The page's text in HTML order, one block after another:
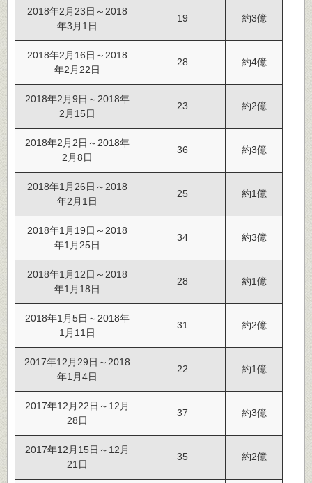
2018年2月23日～2018
年3月1日
19 約3億
2018年2月16日～2018
年2月22日
28 約4億
2018年2月9日～2018年
2月15日
23 約2億
2018年2月2日～2018年
2月8日
36 約3億
2018年1月26日～2018
年2月1日
25 約1億
2018年1月19日～2018
年1月25日
34 約3億
2018年1月12日～2018
年1月18日
28 約1億
2018年1月5日～2018年
1月11日
31 約2億
2017年12月29日～2018
年1月4日
22 約1億
2017年12月22日～12月
28日
37 約3億
2017年12月15日～12月
21日
35 約2億